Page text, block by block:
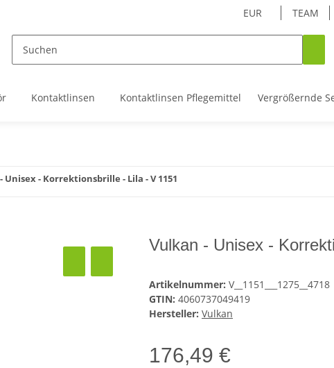
EUR TEAM
Kontaktlinsen Kontaktlinsen Pflegemittel Vergrößernde
Unisex - Korrektionsbrille - Lila - V 1151
Vulkan - Unisex -
Artikelnummer: V__1151___1275__4718
GTIN: 4060737049419
Hersteller: Vulkan
176,49 €